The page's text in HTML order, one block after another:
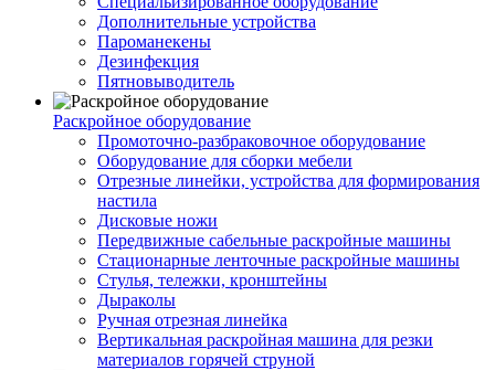
Дополнительные устройства
Пароманекены
Дезинфекция
Пятновыводитель
Раскройное оборудование
Промоточно-разбраковочное оборудование
Оборудование для сборки мебели
Отрезные линейки, устройства для формирования
настила
Дисковые ножи
Передвижные сабельные раскройные машины
Стационарные ленточные раскройные машины
Стулья, тележки, кронштейны
Дыраколы
Ручная отрезная линейка
Вертикальная раскройная машина для резки
материалов горячей струной